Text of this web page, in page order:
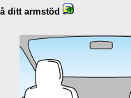
ditt armstöd